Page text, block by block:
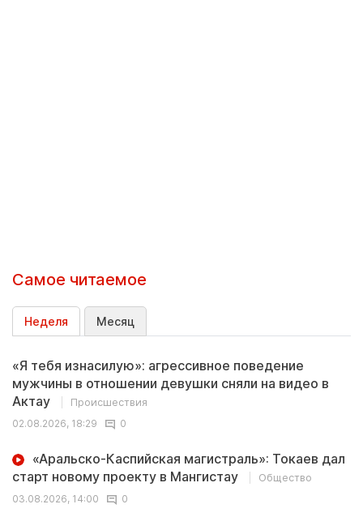
Самое читаемое
Неделя Месяц
«Я тебя изнасилую»: агрессивное поведение
мужчины в отношении девушки сняли на видео в
Актау
Происшествия
02.08.2026, 18:29
0
«Аральско-Каспийская магистраль»: Токаев дал
старт новому проекту в Мангистау
Общество
03.08.2026, 14:00
0